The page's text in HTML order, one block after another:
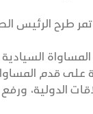
طرح الرئيس
المساواة
على قدم
الدولية،